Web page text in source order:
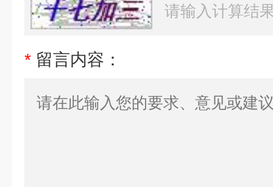
* 留言内容：